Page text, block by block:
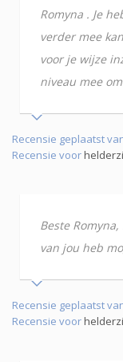
Romyna . Je
verder mee
voor je wijze
niveau mee
Recensie geplaatst
Recensie voor
Beste
van jou heb
Recensie geplaatst
Recensie voor